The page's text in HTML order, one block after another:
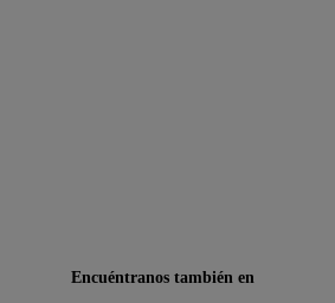
Encuéntranos también en